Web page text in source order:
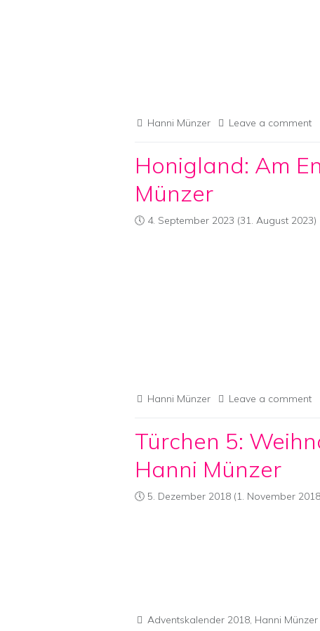
Hanni Münzer Leave a comment
Honigland: Am
Münzer
4. September 2023 (31. August 2023)
Hanni Münzer Leave a comment
Türchen 5:
Hanni Münzer
5. Dezember 2018 (1. November
Adventskalender 2018, Hanni Münzer